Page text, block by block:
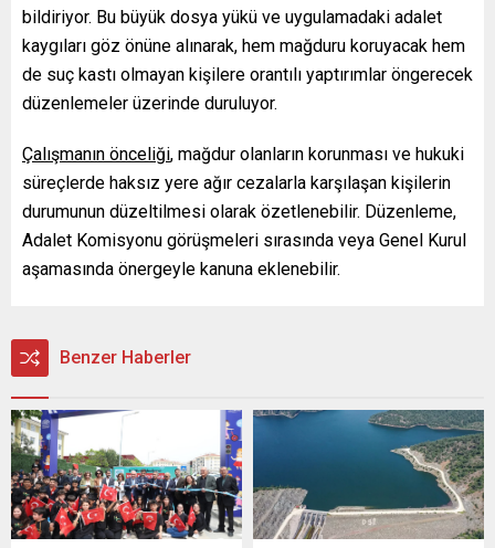
bildiriyor. Bu büyük dosya yükü ve uygulamadaki adalet
kaygıları göz önüne alınarak, hem mağduru koruyacak hem
de suç kastı olmayan kişilere orantılı yaptırımlar öngerecek
düzenlemeler üzerinde duruluyor.
Çalışmanın önceliği, mağdur olanların korunması ve hukuki
süreçlerde haksız yere ağır cezalarla karşılaşan kişilerin
durumunun düzeltilmesi olarak özetlenebilir. Düzenleme,
Adalet Komisyonu görüşmeleri sırasında veya Genel Kurul
aşamasında önergeyle kanuna eklenebilir.
Benzer Haberler